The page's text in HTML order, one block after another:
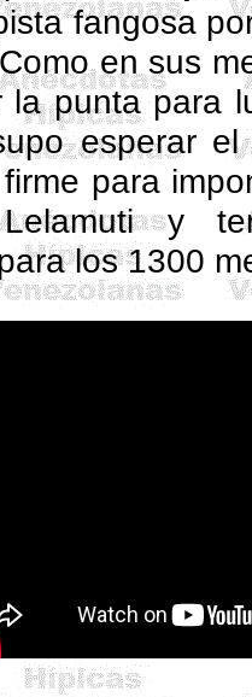
fangosa
en sus
la punta para
esperar
para
Lelamutiy
los 1300